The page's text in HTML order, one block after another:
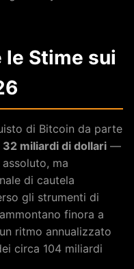
le Stime sui
di Bitcoin da parte
32 miliardi di dollari —
ma
di cautela
gli strumenti di
finora a
ritmo annualizzato
circa 104 miliardi